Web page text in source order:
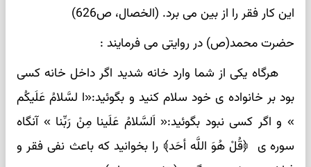
این کار فقر را از بین می برد. (الخصال، ص626)
حضرت محمد(ص) در روایتی می فرمایند :
هرگاه یکی از شما وارد خانه شدید اگر داخل خانه کسی
بود بر خانواده ی خود سلام کنید و بگوئید:«ا لسَّلامُ عَلَیکُم
» و اگر کسی نبود بگوئید:« اَلسَّلامُ عَلَینا مِنْ رَبِّنا » آنگاه
سوره ی ﴿قُلْ هُوَ اللَّه أحَد﴾ را بخوانید که باعث نفی فقر و